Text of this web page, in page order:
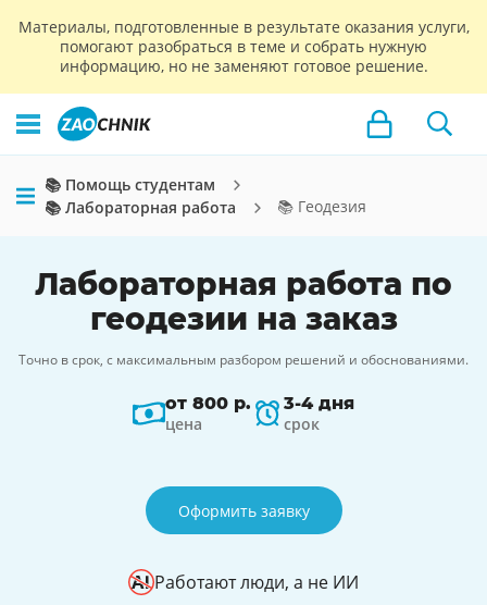
Материалы, подготовленные в результате оказания услуги,
помогают разобраться в теме и собрать нужную
информацию, но не заменяют готовое решение.
📚 Помощь студентам
📚 Лабораторная работа
📚 Геодезия
Лабораторная работа по
геодезии на заказ
Точно в срок, с максимальным разбором решений и обоснованиями.
от 800 р.
цена
3-4 дня
срок
Оформить заявку
Работают люди, а не ИИ